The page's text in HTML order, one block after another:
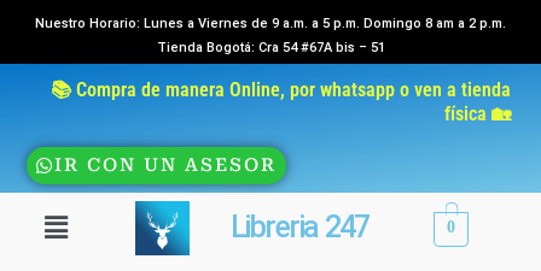
contenido
Nuestro Horario: Lunes a Viernes de 9 a.m. a 5 p.m. Domingo 8 am a 2 p.m.
Tienda Bogotá: Cra 54 #67A bis – 51
📚 Compra de manera Online, por whatsapp o ven a tienda
física 🏡
IR CON UN ASESOR
Menú Libreria 247 0